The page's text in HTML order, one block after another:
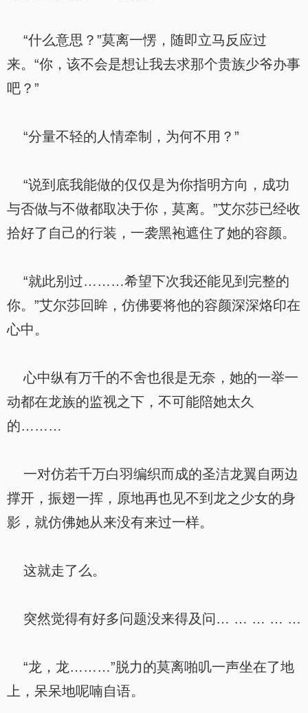
“什么意思？”莫离一愣，随即立马反应过
来。“你，该不会是想让我去求那个贵族少爷办事
吧？”
“分量不轻的人情牵制，为何不用？”
“说到底我能做的仅仅是为你指明方向，成功
与否做与不做都取决于你，莫离。”艾尔莎已经收
拾好了自己的行装，一袭黑袍遮住了她的容颜。
“就此别过………希望下次我还能见到完整的
你。”艾尔莎回眸，仿佛要将他的容颜深深烙印在
心中。
心中纵有万千的不舍也很是无奈，她的一举一
动都在龙族的监视之下，不可能陪她太久
的………
一对仿若千万白羽编织而成的圣洁龙翼自两边
撑开，振翅一挥，原地再也见不到龙之少女的身
影，就仿佛她从来没有来过一样。
这就走了么。
突然觉得有好多问题没来得及问… … … … …
“龙，龙………”脱力的莫离啪叽一声坐在了地
上，呆呆地呢喃自语。